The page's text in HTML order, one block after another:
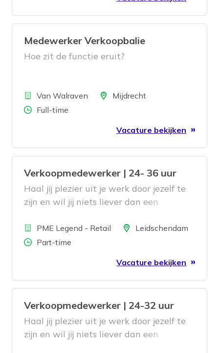
Medewerker Verkoopbalie
Hoe zit de functie eruit?
BedrijfVan Walraven LocatieMijdrecht
Aantal uren
Full-time
Vacature bekijken
Verkoopmedewerker | 24- 36 uur
Haal jij plezier uit je werk door jezelf te
zijn en wil jij niets liever dan een
gezicht de winkel uit zien gaan? Dan
zoeken wij jou!
BedrijfPME Legend - Retail LocatieLeidschendam
Aantal uren
Part-time
Vacature bekijken
Verkoopmedewerker | 24-32 uur
Haal jij plezier uit je werk door jezelf te
zijn en wil jij niets liever dan een